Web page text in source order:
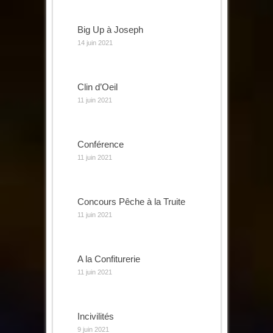
Big Up à Joseph
14 juin 2021
Clin d’Oeil
11 juin 2021
Conférence
11 juin 2021
Concours Pêche à la Truite
11 juin 2021
A la Confiturerie
11 juin 2021
Incivilités
9 juin 2021